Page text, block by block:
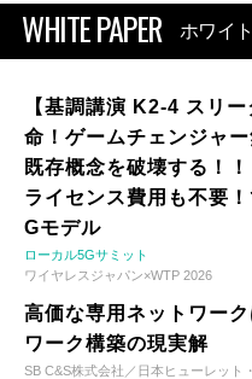
WHITE PAPER ホワイ
【基調講演 K2-4 スリ
命！ゲームチェンジャ
既存概念を破壊する！
ライセンス費用も不要
Gモデル
ローカル5Gサミット
ワイヤレスジャパン×WTP 2026
高価な専用ネットワー
ワーク構築の現実解
SB C&S株式会社／日本ヒューレット